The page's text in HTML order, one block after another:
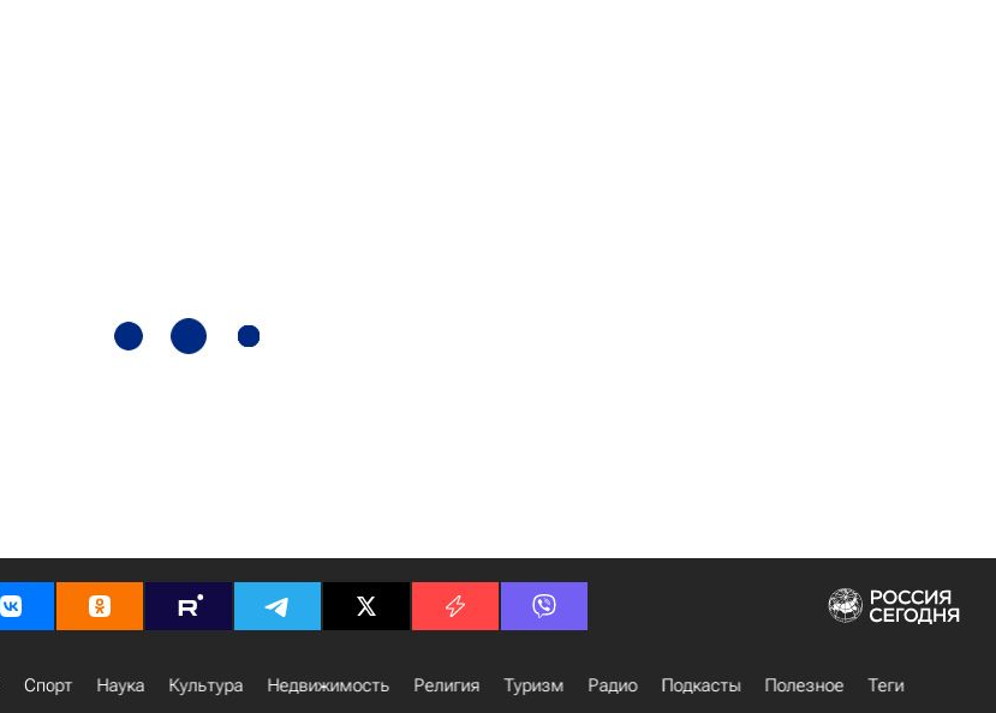
Спорт Наука Культура Недвижимость Религия Туризм Радио Подкасты Полезное Теги